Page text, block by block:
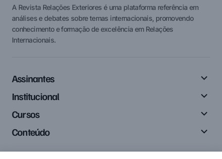
A Revista Relações Exteriores é uma plataforma referência em
análises e debates sobre temas internacionais, promovendo
conhecimento e formação de excelência em Relações
Internacionais.
Assinantes
Institucional
Cursos
Conteúdo